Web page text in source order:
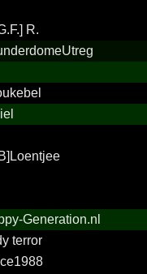
R.
Generation.­nl
terror